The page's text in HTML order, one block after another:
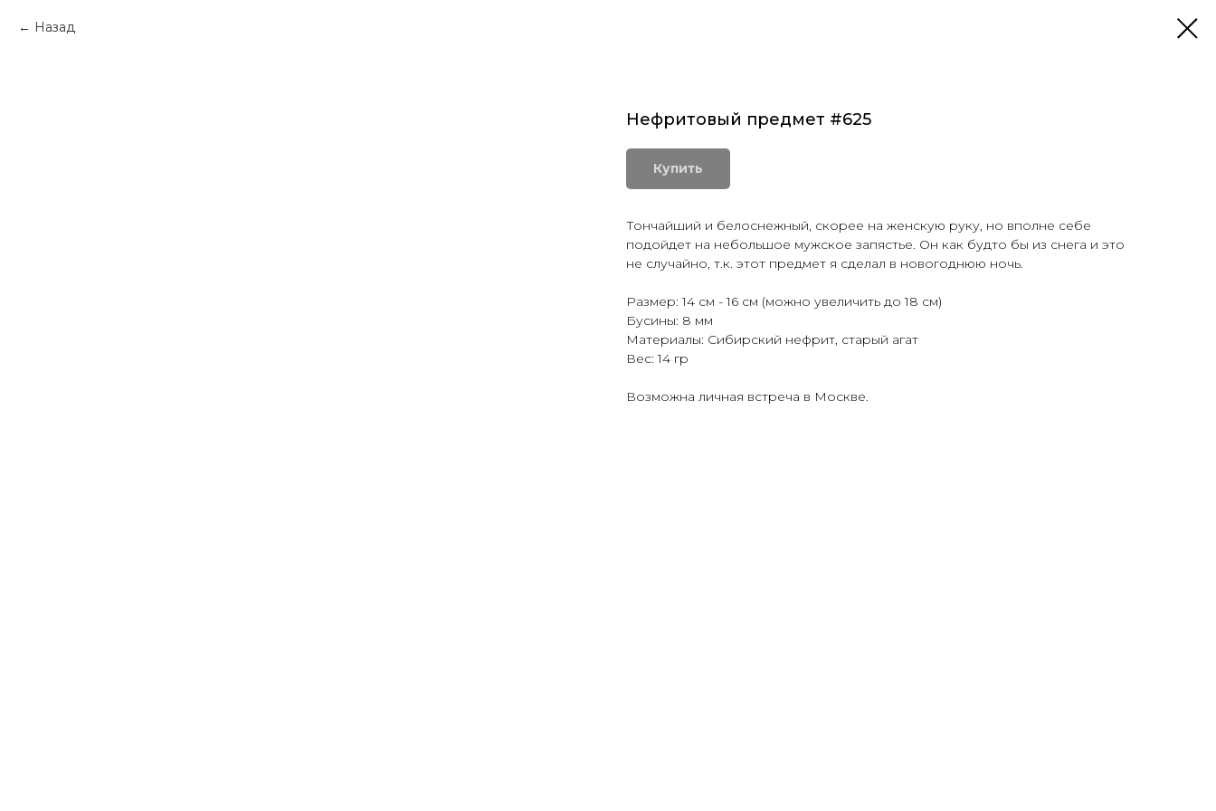
Назад
Нефритовый предмет #625
Купить
Тончайший и белоснежный, скорее на женскую руку, но вполне себе
подойдет на небольшое мужское запястье. Он как будто бы из снега и это
не случайно, т.к. этот предмет я сделал в новогоднюю ночь.
Размер: 14 см - 16 см (можно увеличить до 18 см)
Бусины: 8 мм
Материалы: Сибирский нефрит, старый агат
Вес: 14 гр
Возможна личная встреча в Москве.